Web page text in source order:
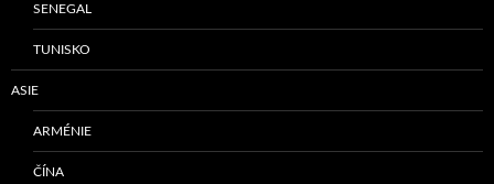
SENEGAL
TUNISKO
ASIE
ARMÉNIE
ČÍNA